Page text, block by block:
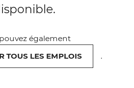
également
TOUS LES EMPLOIS
.